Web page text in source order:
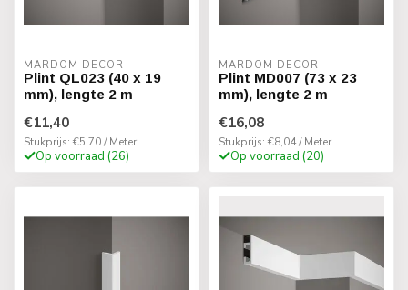
MARDOM DECOR
Plint QL023 (40 x 19
mm), lengte 2 m
€11,40
Stukprijs: €5,70 / Meter
Op voorraad (26)
MARDOM DECOR
Plint MD007 (73 x 23
mm), lengte 2 m
€16,08
Stukprijs: €8,04 / Meter
Op voorraad (20)